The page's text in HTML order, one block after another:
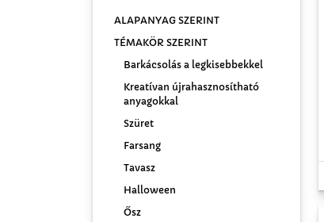
ALAPANYAG SZERINT
TÉMAKÖR SZERINT
Barkácsolás a legkisebbekkel
Kreatívan újrahasznosítható
anyagokkal
Szüret
Farsang
Tavasz
Halloween
Ősz